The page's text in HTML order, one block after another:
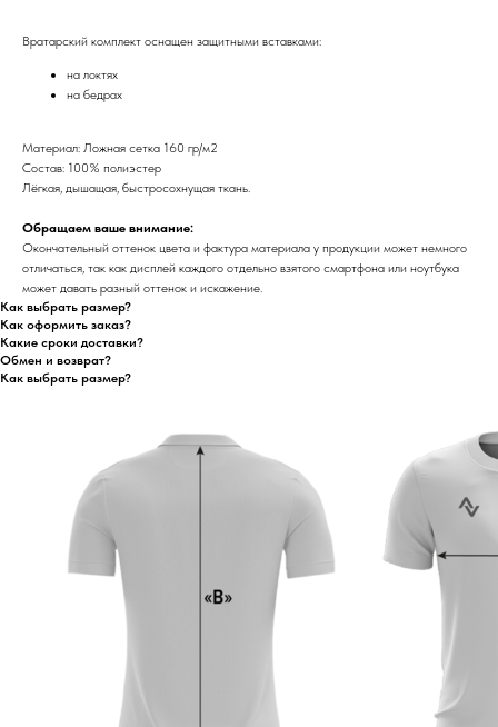
Вратарский комплект оснащен защитными вставками:
на локтях
на бедрах
Материал: Ложная сетка 160 гр/м2
Состав: 100% полиэстер
Лёгкая, дышащая, быстросохнущая ткань.
Обращаем ваше внимание:
Окончательный оттенок цвета и фактура материала у продукции может немного
отличаться, так как дисплей каждого отдельно взятого смартфона или ноутбука
может давать разный оттенок и искажение.
Как выбрать размер?
Как оформить заказ?
Какие сроки доставки?
Обмен и возврат?
Как выбрать размер?